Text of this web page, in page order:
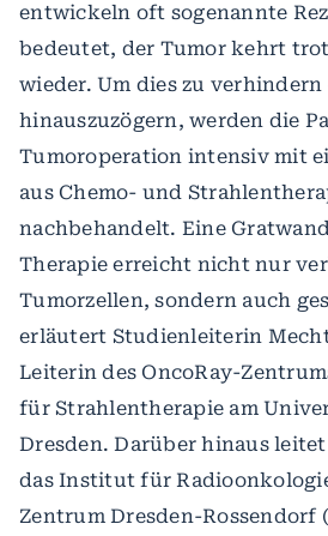
entwickeln oft sogenannte
bedeutet, der Tumor kehrt
wieder. Um dies zu
hinauszuzögern, werden die
Tumoroperation intensiv mit
aus Chemo- und
nachbehandelt. Eine
Therapie erreicht nicht nur
Tumorzellen, sondern auch
erläutert Studienleiterin
Leiterin des OncoRay-
für Strahlentherapie am
Dresden. Darüber hinaus
das Institut für
Zentrum Dresden-Rossendorf